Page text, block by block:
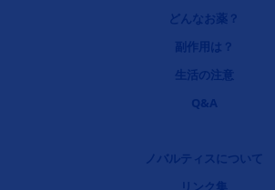
どんなお薬？
副作用は？
生活の注意
Q&A
ノバルティスについて